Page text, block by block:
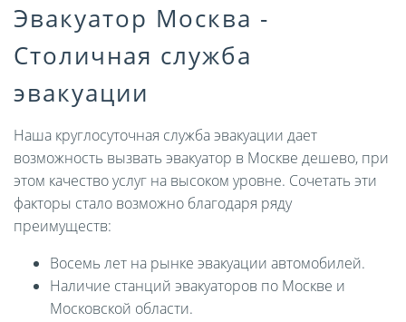
Эвакуатор Москва -
Столичная служба
эвакуации
Наша круглосуточная служба эвакуации дает
возможность вызвать эвакуатор в Москве дешево, при
этом качество услуг на высоком уровне. Сочетать эти
факторы стало возможно благодаря ряду
преимуществ:
Восемь лет на рынке эвакуации автомобилей.
Наличие станций эвакуаторов по Москве и
Московской области.